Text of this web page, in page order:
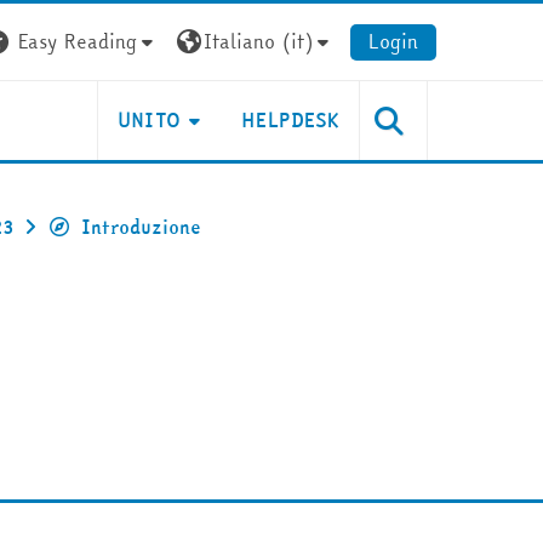
Easy Reading
Italiano ‎(it)‎ Login
UNITO HELPDESK
Introduzione